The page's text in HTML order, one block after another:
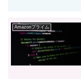
Amazonプライム